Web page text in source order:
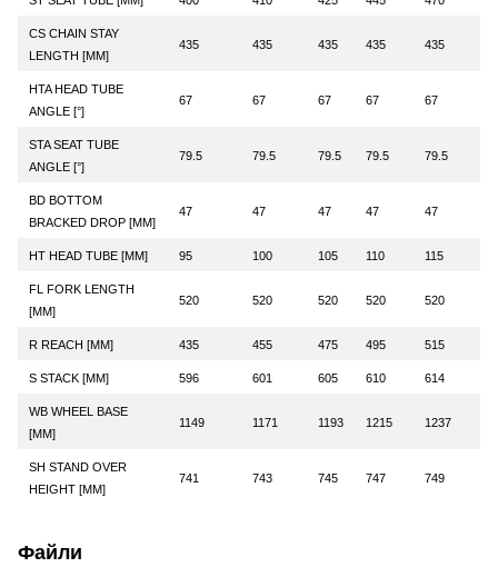
CS CHAIN STAY
LENGTH [MM]
435 435 435 435 435
HTA HEAD TUBE
ANGLE [°]
67 67 67 67 67
STA SEAT TUBE
ANGLE [°]
79.5 79.5 79.5 79.5 79.5
BD BOTTOM
BRACKED DROP [MM]
47 47 47 47 47
HT HEAD TUBE [MM] 95 100 105 110 115
FL FORK LENGTH
[MM]
520 520 520 520 520
R REACH [MM] 435 455 475 495 515
S STACK [MM] 596 601 605 610 614
WB WHEEL BASE
[MM]
1149 1171 1193 1215 1237
SH STAND OVER
HEIGHT [MM]
741 743 745 747 749
Файли